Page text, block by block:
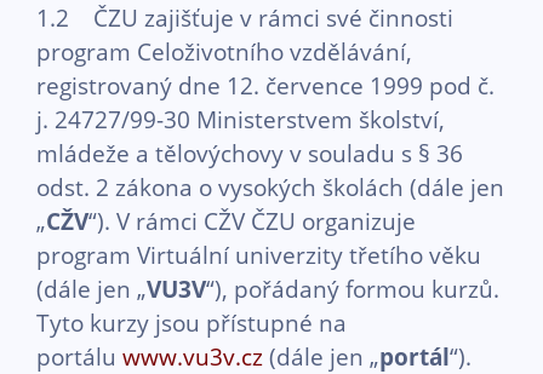
1.2 ČZU zajišťuje v rámci své činnosti
program Celoživotního vzdělávání,
registrovaný dne 12. července 1999 pod č.
j. 24727/99-30 Ministerstvem školství,
mládeže a tělovýchovy v souladu s § 36
odst. 2 zákona o vysokých školách (dále jen
„CŽV“). V rámci CŽV ČZU organizuje
program Virtuální univerzity třetího věku
(dále jen „VU3V“), pořádaný formou kurzů.
Tyto kurzy jsou přístupné na
portálu www.vu3v.cz(dále jen „portál“).